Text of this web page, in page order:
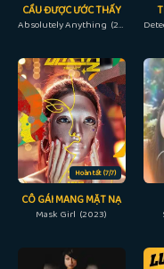
CẦU ĐƯỢC ƯỚC THẤY
Absolutely Anything (2015)
Hoàn tất (7/7)
CÔ GÁI MANG MẶT NẠ
Mask Girl (2023)